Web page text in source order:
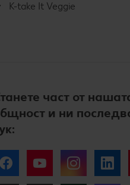
K-take It Veggie
част от
и ни
Facebook YouTube Instagram